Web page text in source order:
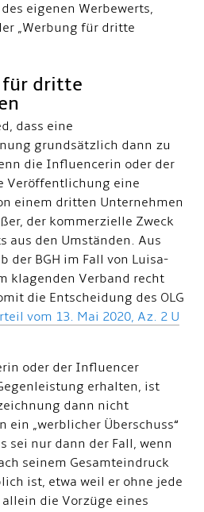
eigenen Werbewerts,
„Werbung für dritte
für dritte
dass eine
grundsätzlich dann zu
die Influencerin oder der
Veröffentlichung eine
einem dritten Unternehmen
der kommerzielle Zweck
aus den Umständen. Aus
der BGH im Fall von Luisa-
klagenden Verband recht
die Entscheidung des OLG
vom 13. Mai 2020, Az. 2 U
oder der Influencer
erhalten, ist
dann nicht
ein „werblicher Überschuss“
sei nur dann der Fall, wenn
seinem Gesamteindruck
ist, etwa weil er ohne jede
die Vorzüge eines